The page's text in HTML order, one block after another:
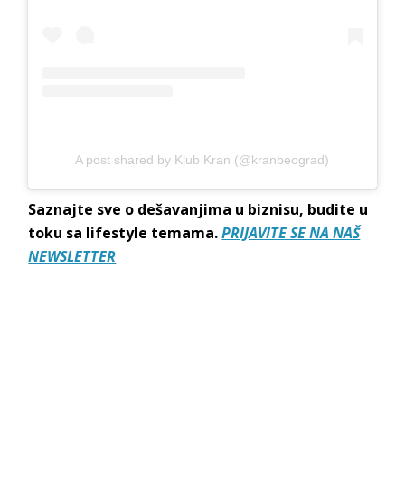
A post shared by Klub Kran (@kranbeograd)
Saznajte sve o dešavanjima u biznisu, budite u
toku sa lifestyle temama.PRIJAVITE SE NA NAŠ
NEWSLETTER